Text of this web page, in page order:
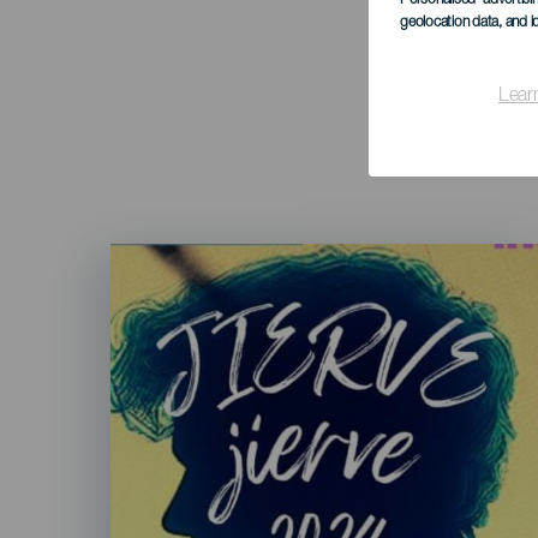
geolocation data, and
Imagen
Listado